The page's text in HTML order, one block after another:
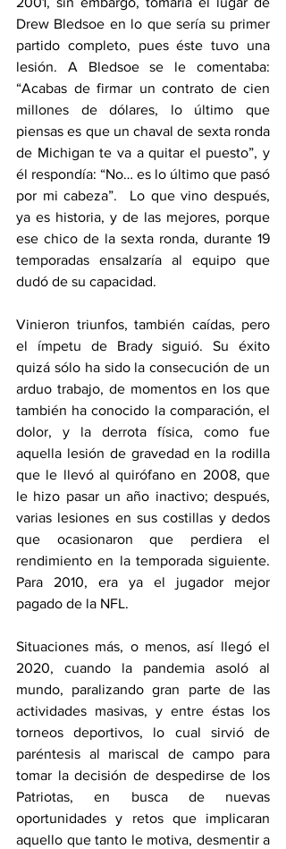
Drew Bledsoe en lo que sería su primer
partido completo, pues éste tuvo una
lesión. A Bledsoe se le comentaba:
“Acabas de firmar un contrato de cien
millones de dólares, lo último que
piensas es que un chaval de sexta ronda
de Michigan te va a quitar el puesto”, y
él respondía: “No… es lo último que pasó
por mi cabeza”.  Lo que vino después,
ya es historia, y de las mejores, porque
ese chico de la sexta ronda, durante 19
temporadas ensalzaría al equipo que
dudó de su capacidad.
Vinieron triunfos, también caídas, pero
el ímpetu de Brady siguió. Su éxito
quizá sólo ha sido la consecución de un
arduo trabajo, de momentos en los que
también ha conocido la comparación, el
dolor, y la derrota física, como fue
aquella lesión de gravedad en la rodilla
que le llevó al quirófano en 2008, que
le hizo pasar un año inactivo; después,
varias lesiones en sus costillas y dedos
que ocasionaron que perdiera el
rendimiento en la temporada siguiente.
Para 2010, era ya el jugador mejor
pagado de la NFL.
Situaciones más, o menos, así llegó el
2020, cuando la pandemia asoló al
mundo, paralizando gran parte de las
actividades masivas, y entre éstas los
torneos deportivos, lo cual sirvió de
paréntesis al mariscal de campo para
tomar la decisión de despedirse de los
Patriotas, en busca de nuevas
oportunidades y retos que implicaran
aquello que tanto le motiva, desmentir a